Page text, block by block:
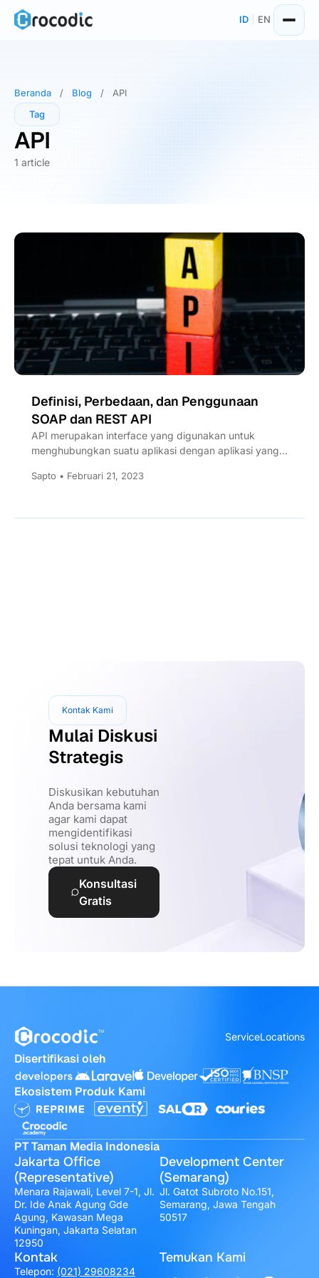
Skip
ID EN
Beranda / Blog /
API
Tag
API
1 article
Definisi, Perbedaan, dan Penggunaan
SOAP dan REST API
API merupakan interface yang digunakan untuk
menghubungkan suatu aplikasi dengan aplikasi yang
Sapto • Februari 21, 2023
Kontak Kami
Mulai Diskusi
Strategis
Diskusikan kebutuhan
Anda bersama kami
agar kami dapat
mengidentifikasi
solusi teknologi yang
tepat untuk Anda.
Konsultasi
Gratis
ServiceLocations
Disertifikasi oleh
Ekosistem Produk Kami
PT Taman Media Indonesia
Jakarta Office
(Representative)
Menara Rajawali, Level 7-1, Jl.
Dr. Ide Anak Agung Gde
Agung, Kawasan Mega
Kuningan, Jakarta Selatan
12950
Development Center
(Semarang)
Jl. Gatot Subroto No.151,
Semarang, Jawa Tengah
50517
Kontak
Telepon: (021) 29608234
Temukan Kami